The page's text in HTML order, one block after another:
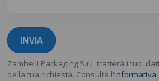
INVIA
Zambelli Packaging S.r.l. tratterà i tuoi
della tua richiesta. Consulta l'informativa